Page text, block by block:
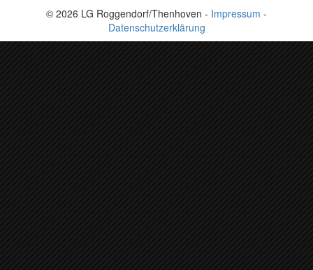
© 2026 LG Roggendorf/Thenhoven - Impressum -
Datenschutzerklärung